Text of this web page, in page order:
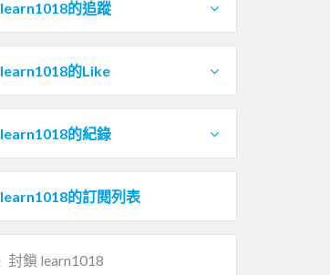
learn1018的追蹤
learn1018的Like
learn1018的紀錄
learn1018的訂閱列表
封鎖 learn1018